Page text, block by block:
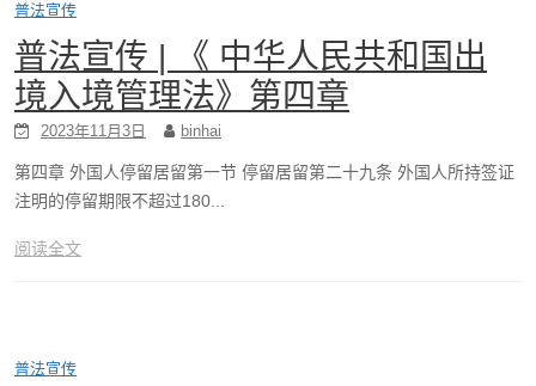
普法宣传
普法宣传 | 《 中华人民共和国出
境入境管理法》第四章
2023年11月3日 binhai
第四章 外国人停留居留第一节 停留居留第二十九条 外国人所持签证
注明的停留期限不超过180...
阅读全文
普法宣传